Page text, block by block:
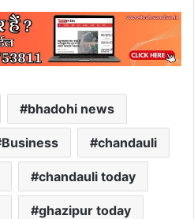
bhadohi news
Business chandauli
chandauli today
ghazipur today